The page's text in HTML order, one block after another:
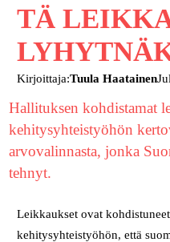
TÄ
Kirjoittaja:Tuula Haatainen
Hallituksen kohdistamat
kehitysyhteistyöhön
arvovalinnasta, jonka
tehnyt.
Leikkaukset ovat
kehitysyhteistyöhön, että